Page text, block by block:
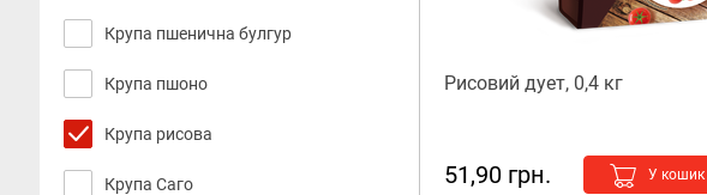
Крупа пшенична булгур
Крупа пшоно
Крупа рисова
Крупа Саго
Рисовий дует, 0,4 кг
51,90 грн. У кошик